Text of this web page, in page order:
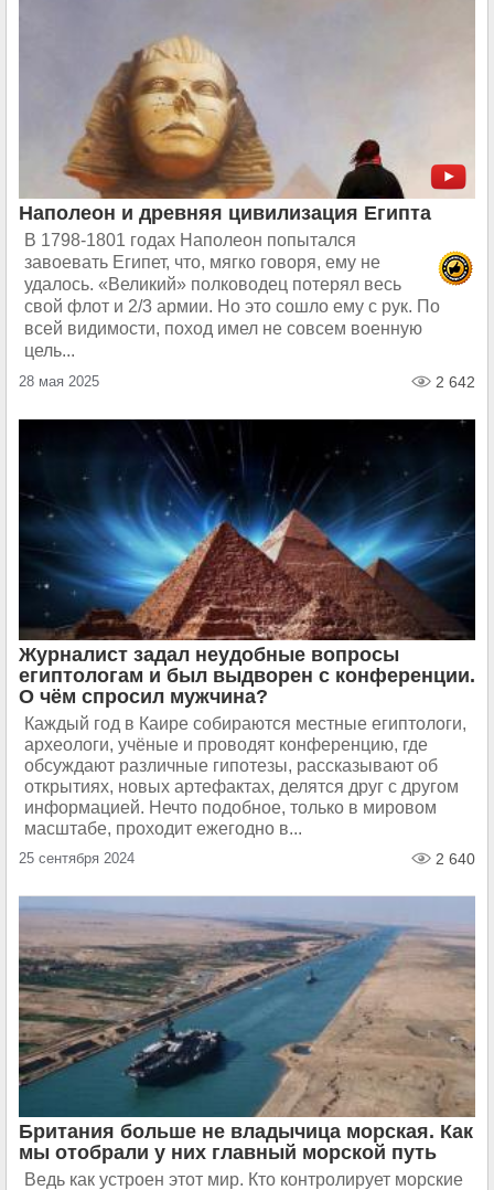
Наполеон и древняя цивилизация Египта
В 1798-1801 годах Наполеон попытался
завоевать Египет, что, мягко говоря, ему не
удалось. «Великий» полководец потерял весь
свой флот и 2/3 армии. Но это сошло ему с рук. По
всей видимости, поход имел не совсем военную
цель...
28 мая 2025 2 642
Журналист задал неудобные вопросы
египтологам и был выдворен с конференции.
О чём спросил мужчина?
Каждый год в Каире собираются местные египтологи,
археологи, учёные и проводят конференцию, где
обсуждают различные гипотезы, рассказывают об
открытиях, новых артефактах, делятся друг с другом
информацией. Нечто подобное, только в мировом
масштабе, проходит ежегодно в...
25 сентября 2024 2 640
Британия больше не владычица морская. Как
мы отобрали у них главный морской путь
Ведь как устроен этот мир. Кто контролирует морские